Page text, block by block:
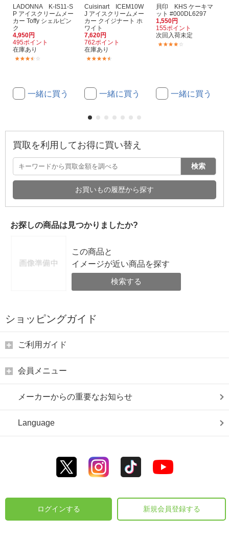
LADONNA K-IS11-S
P アイスクリームメー
カー Toffy シェルピン
ク
4,950円
495ポイント
在庫あり
一緒に買う
Cuisinart ICEM10W
J アイスクリームメー
カー クイジナート ホ
ワイト
7,620円
762ポイント
在庫あり
一緒に買う
貝印 KHS ケーキマ
ット #000DL6297
1,550円
155ポイント
次回入荷未定
一緒に買う
買取を利用してお得に買い替え
検索
お買いもの履歴から探す
お探しの商品は見つかりましたか?
この商品と
イメージが近い商品を探す
検索する
ショッピングガイド
ご利用ガイド
会員メニュー
メーカーからの重要なお知らせ
Language
ログインする 新規会員登録する